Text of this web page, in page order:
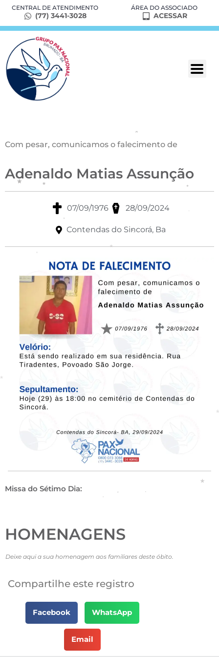
CENTRAL DE ATENDIMENTO
(77) 3441-3028
ÁREA DO ASSOCIADO
ACESSAR
Com pesar, comunicamos o falecimento de
Adenaldo Matias Assunção
07/09/1976 28/09/2024
Contendas do Sincorá, Ba
Missa do Sétimo Dia:
HOMENAGENS
Deixe aqui a sua homenagem aos familiares deste óbito.
Compartilhe este registro
Facebook WhatsApp
Email